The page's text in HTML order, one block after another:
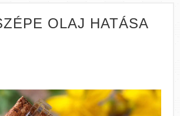
OLAJ HATÁSA